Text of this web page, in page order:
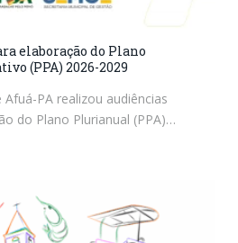
elaboração do Plano
(PPA) 2026-2029
PA realizou audiências
do Plano Plurianual (PPA)…